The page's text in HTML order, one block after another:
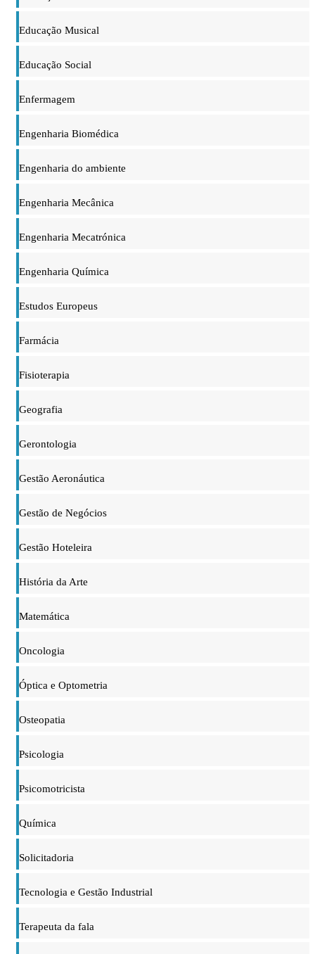
Educação Musical
Educação Social
Enfermagem
Engenharia Biomédica
Engenharia do ambiente
Engenharia Mecânica
Engenharia Mecatrónica
Engenharia Química
Estudos Europeus
Farmácia
Fisioterapia
Geografia
Gerontologia
Gestão Aeronáutica
Gestão de Negócios
Gestão Hoteleira
História da Arte
Matemática
Oncologia
Óptica e Optometria
Osteopatia
Psicologia
Psicomotricista
Química
Solicitadoria
Tecnologia e Gestão Industrial
Terapeuta da fala